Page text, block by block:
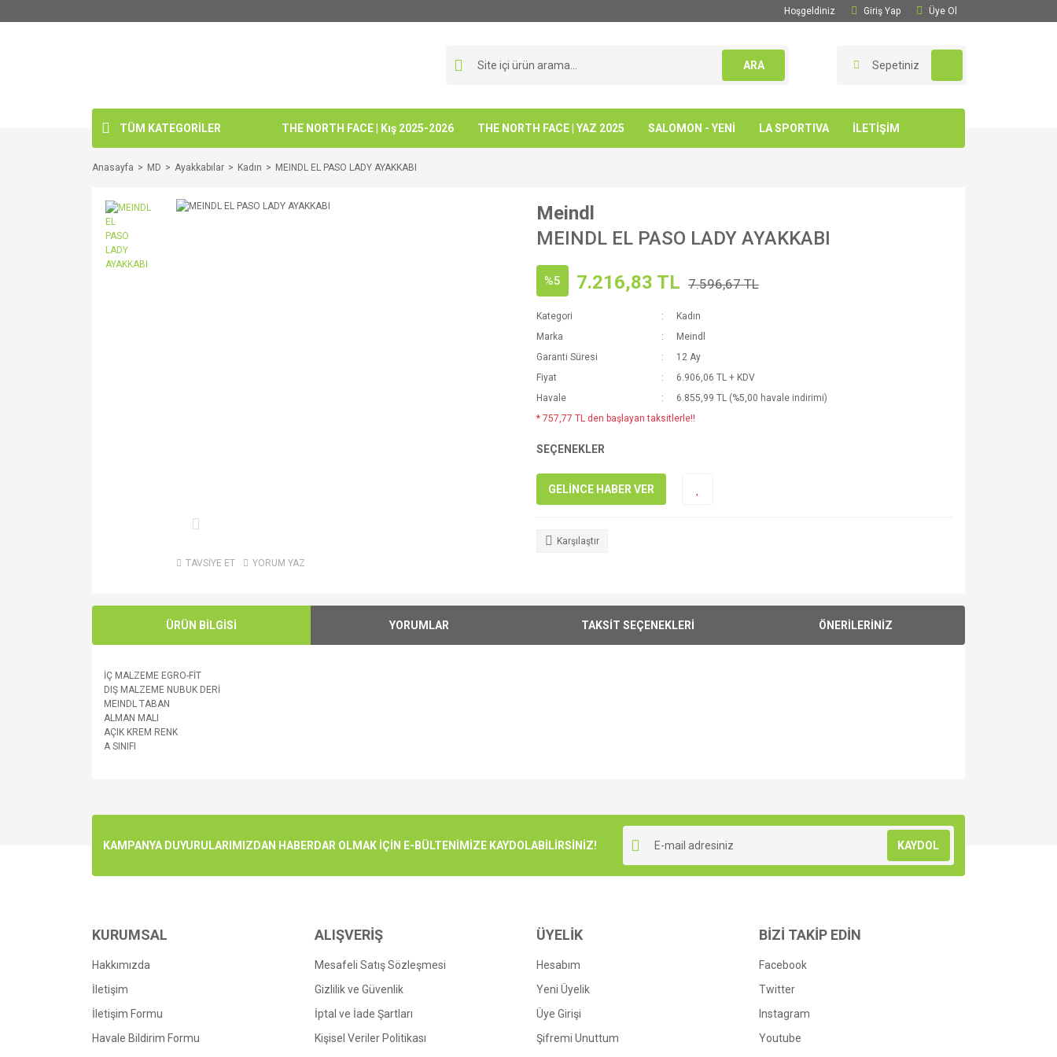
Hoşgeldiniz Giriş Yap Üye Ol
ARA Sepetiniz
TÜM KATEGORİLER THE NORTH FACE | Kış 2025-2026 THE NORTH FACE | YAZ 2025 SALOMON - YENİ LA SPORTIVA İLETİŞİM
Anasayfa MD Ayakkabılar Kadın MEINDL EL PASO LADY AYAKKABI
TAVSİYE ET YORUM YAZ
Meindl
MEINDL EL PASO LADY AYAKKABI
%5 7.216,83 TL 7.596,67 TL
Kategori
Kadın
Marka
Meindl
Garanti Süresi
12 Ay
Fiyat
6.906,06 TL + KDV
Havale
6.855,99 TL (%5,00 havale indirimi)
* 757,77 TL den başlayan taksitlerle!!
SEÇENEKLER
GELİNCE HABER VER
Karşılaştır
ÜRÜN BİLGİSİ YORUMLAR TAKSİT SEÇENEKLERİ ÖNERİLERİNİZ
İÇ MALZEME EGRO-FİT
DIŞ MALZEME NUBUK DERİ
MEINDL TABAN
ALMAN MALI
AÇIK KREM RENK
A SINIFI
Ürün resmi kalitesiz, bozuk veya görüntülenemiyor.
Bu ürüne benzer farklı alternatifler olmalı.
Gönder
KAMPANYA DUYURULARIMIZDAN HABERDAR OLMAK İÇİN E-BÜLTENİMİZE KAYDOLABİLİRSİNİZ! KAYDOL
KURUMSAL
Hakkımızda
İletişim
İletişim Formu
Havale Bildirim Formu
ALIŞVERİŞ
Mesafeli Satış Sözleşmesi
Gizlilik ve Güvenlik
İptal ve İade Şartları
Kişisel Veriler Politikası
ÜYELİK
Hesabım
Yeni Üyelik
Üye Girişi
Şifremi Unuttum
BİZİ TAKİP EDİN
Facebook
Twitter
Instagram
Youtube